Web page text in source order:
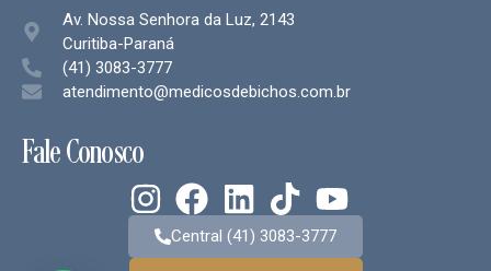
Av. Nossa Senhora da Luz, 2143
Curitiba-Paraná
(41) 3083-3777
atendimento@medicosdebichos.com.br
Fale Conosco
Central (41) 3083-3777